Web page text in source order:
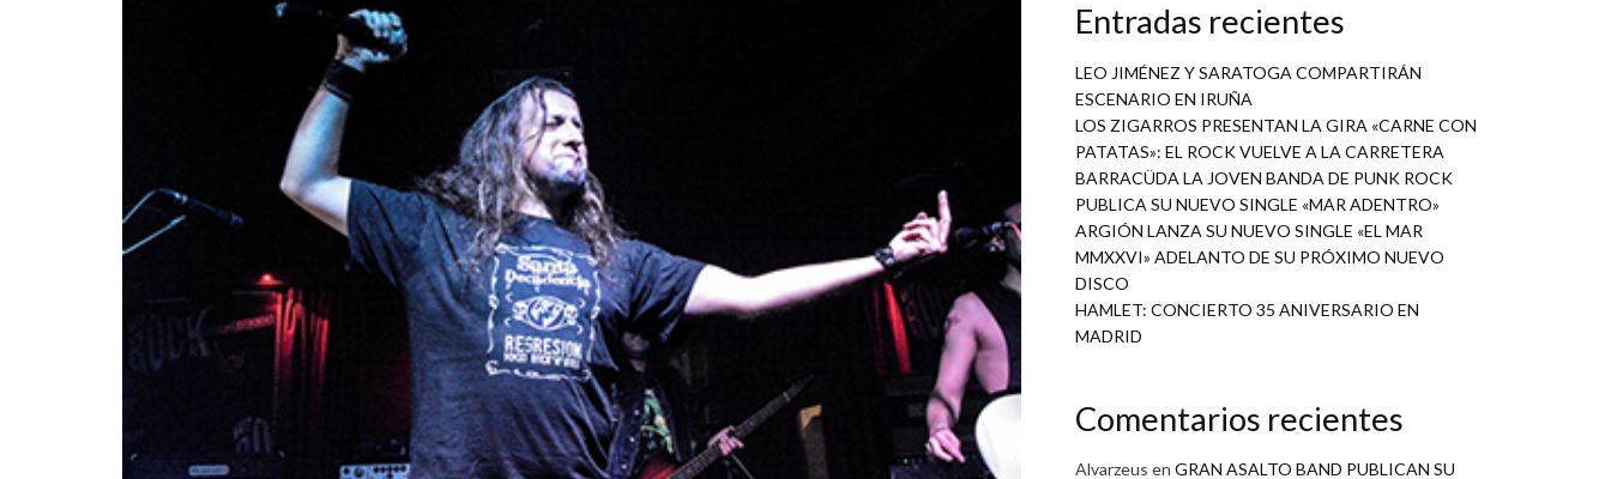
Entradas recientes
LEO JIMÉNEZ Y SARATOGA COMPARTIRÁN
ESCENARIO EN IRUÑA
LOS ZIGARROS PRESENTAN LA GIRA «CARNE CON
PATATAS»: EL ROCK VUELVE A LA CARRETERA
BARRACÜDA LA JOVEN BANDA DE PUNK ROCK
PUBLICA SU NUEVO SINGLE «MAR ADENTRO»
ARGIÓN LANZA SU NUEVO SINGLE «EL MAR
MMXXVI» ADELANTO DE SU PRÓXIMO NUEVO
DISCO
HAMLET: CONCIERTO 35 ANIVERSARIO EN
MADRID
Comentarios recientes
Alvarzeus en GRAN ASALTO BAND PUBLICAN SU